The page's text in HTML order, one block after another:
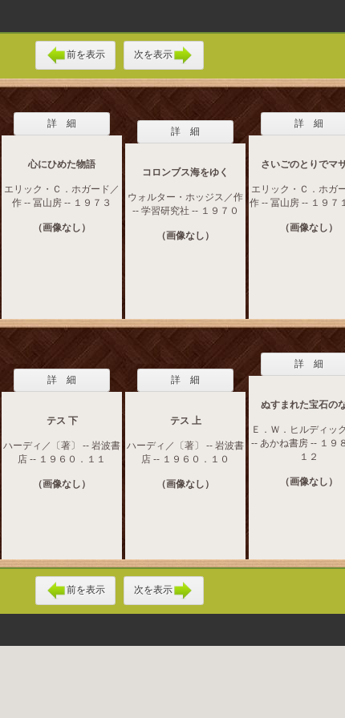
前を表示 次を表示
詳 細
心にひめた物語
エリック・Ｃ．ホガード／
作 -- 冨山房 -- １９７３
（画像なし）
詳 細
コロンブス海をゆく
ウォルター・ホッジス／作
-- 学習研究社 -- １９７０
（画像なし）
詳 細
さいごのとりでマ
エリック・Ｃ．ホガ
作 -- 冨山房 -- １９７
（画像なし）
詳 細
テス 下
ハーディ／〔著〕 -- 岩波書
店 -- １９６０．１１
（画像なし）
詳 細
テス 上
ハーディ／〔著〕 -- 岩波書
店 -- １９６０．１０
（画像なし）
詳 細
ぬすまれた宝石の
Ｅ．Ｗ．ヒルディッ
-- あかね書房 -- １９
１２
（画像なし）
前を表示 次を表示